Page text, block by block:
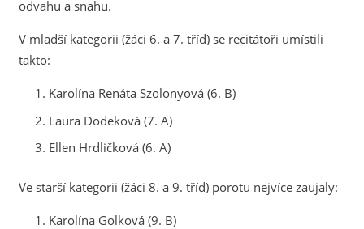
odvahu a snahu.
V mladší kategorii (žáci 6. a 7. tříd) se recitátoři umístili
takto:
Karolína Renáta Szolonyová (6. B)
Laura Dodeková (7. A)
Ellen Hrdličková (6. A)
Ve starší kategorii (žáci 8. a 9. tříd) porotu nejvíce zaujaly:
Karolína Golková (9. B)